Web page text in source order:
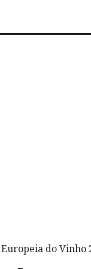
do Vinho